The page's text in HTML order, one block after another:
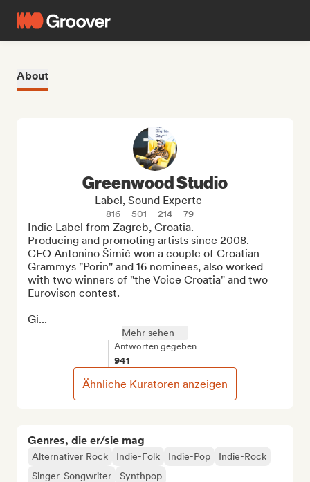
About
Genres, die er/sie mag
Alternativer Rock Indie-Folk Indie-Pop
Indie-Rock
Singer-Songwriter
Synthpop
Greenwood Studio
Label, Sound Experte
816 501 214 79
Indie Label from Zagreb, Croatia.
Producing and promoting artists since 2008.
CEO Antonino Šimić won a couple of Croatian
Grammys "Porin" and 16 nominees, also worked
with two winners of "the Voice Croatia" and two
Eurovison contest.
Gi...
Mehr sehen
Antworten gegeben
941
Ähnliche Kuratoren anzeigen